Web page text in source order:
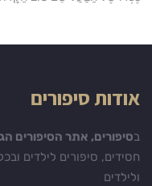
אודות סיפורים
בסיפורים, אתר הסיפורים
חסידים, סיפורים לילדים
ולילדים